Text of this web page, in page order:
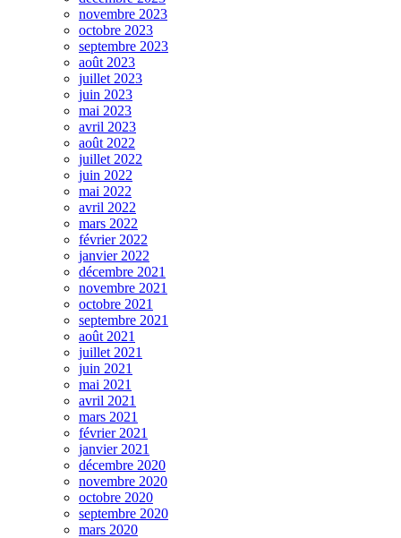
novembre 2023
octobre 2023
septembre 2023
août 2023
juillet 2023
juin 2023
mai 2023
avril 2023
août 2022
juillet 2022
juin 2022
mai 2022
avril 2022
mars 2022
février 2022
janvier 2022
décembre 2021
novembre 2021
octobre 2021
septembre 2021
août 2021
juillet 2021
juin 2021
mai 2021
avril 2021
mars 2021
février 2021
janvier 2021
décembre 2020
novembre 2020
octobre 2020
septembre 2020
mars 2020